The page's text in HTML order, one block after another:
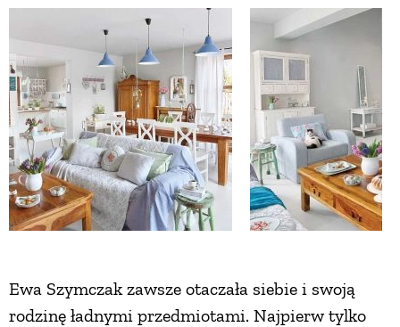
Ewa Szymczak zawsze otaczała siebie i swoją
rodzinę ładnymi przedmiotami. Najpierw tylko
EKO ŻYCIE
PRZYRODA
ZWIERZĘTA DOMOWE
ZWIERZĘTA W NATURZE
GRZYBY